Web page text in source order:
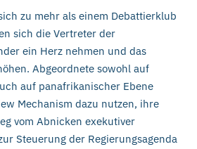
zu mehr als einem Debattierklub
sich die Vertreter der
ein Herz nehmen und das
Abgeordnete sowohl auf
auf panafrikanischer Ebene
Mechanism dazu nutzen, ihre
vom Abnicken exekutiver
Steuerung der Regierungsagenda